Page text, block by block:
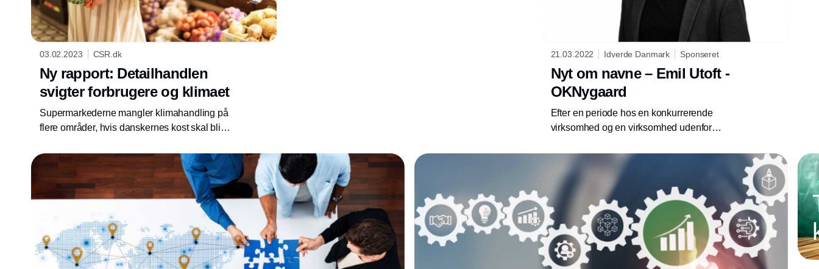
03.02.2023 CSR.dk
Ny rapport: Detailhandlen
svigter forbrugere og klimaet
Supermarkederne mangler klimahandling på
flere områder, hvis danskernes kost skal blive
Rådet for Grøn Omstilling og Dansk
Vegetarisk Forening.
21.03.2022 Idverde Danmark Sponseret
Nyt om navne – Emil Utoft -
OKNygaard
Efter en periode hos en konkurrerende
virksomhed og en virksomhed udenfor
’hjem’ til OKNygaard og tiltrådt som salgschef
for drift.